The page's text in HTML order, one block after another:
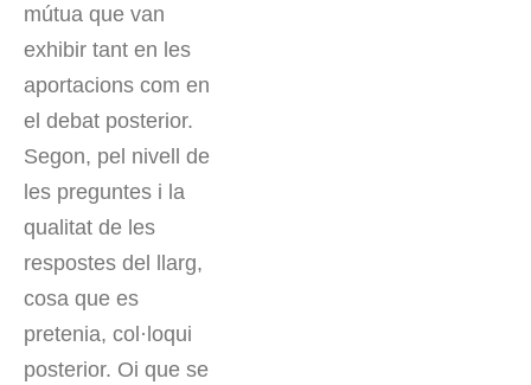
mútua que van
exhibir tant en les
aportacions com en
el debat posterior.
Segon, pel nivell de
les preguntes i la
qualitat de les
respostes del llarg,
cosa que es
pretenia, col·loqui
posterior. Oi que se